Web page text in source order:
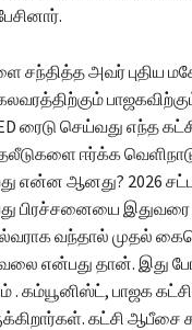
சந்தித்த அவர் புதிய
கலவரத்திற்கும்
ரைடு செய்வது எந்த
ஈர்க்க
என்ன ஆனது? 2026
பிரச்சனையை
வந்தால் முதல்
என்பது தான். இது
. கம்யூனிஸ்ட், பாஜக
கட்சி